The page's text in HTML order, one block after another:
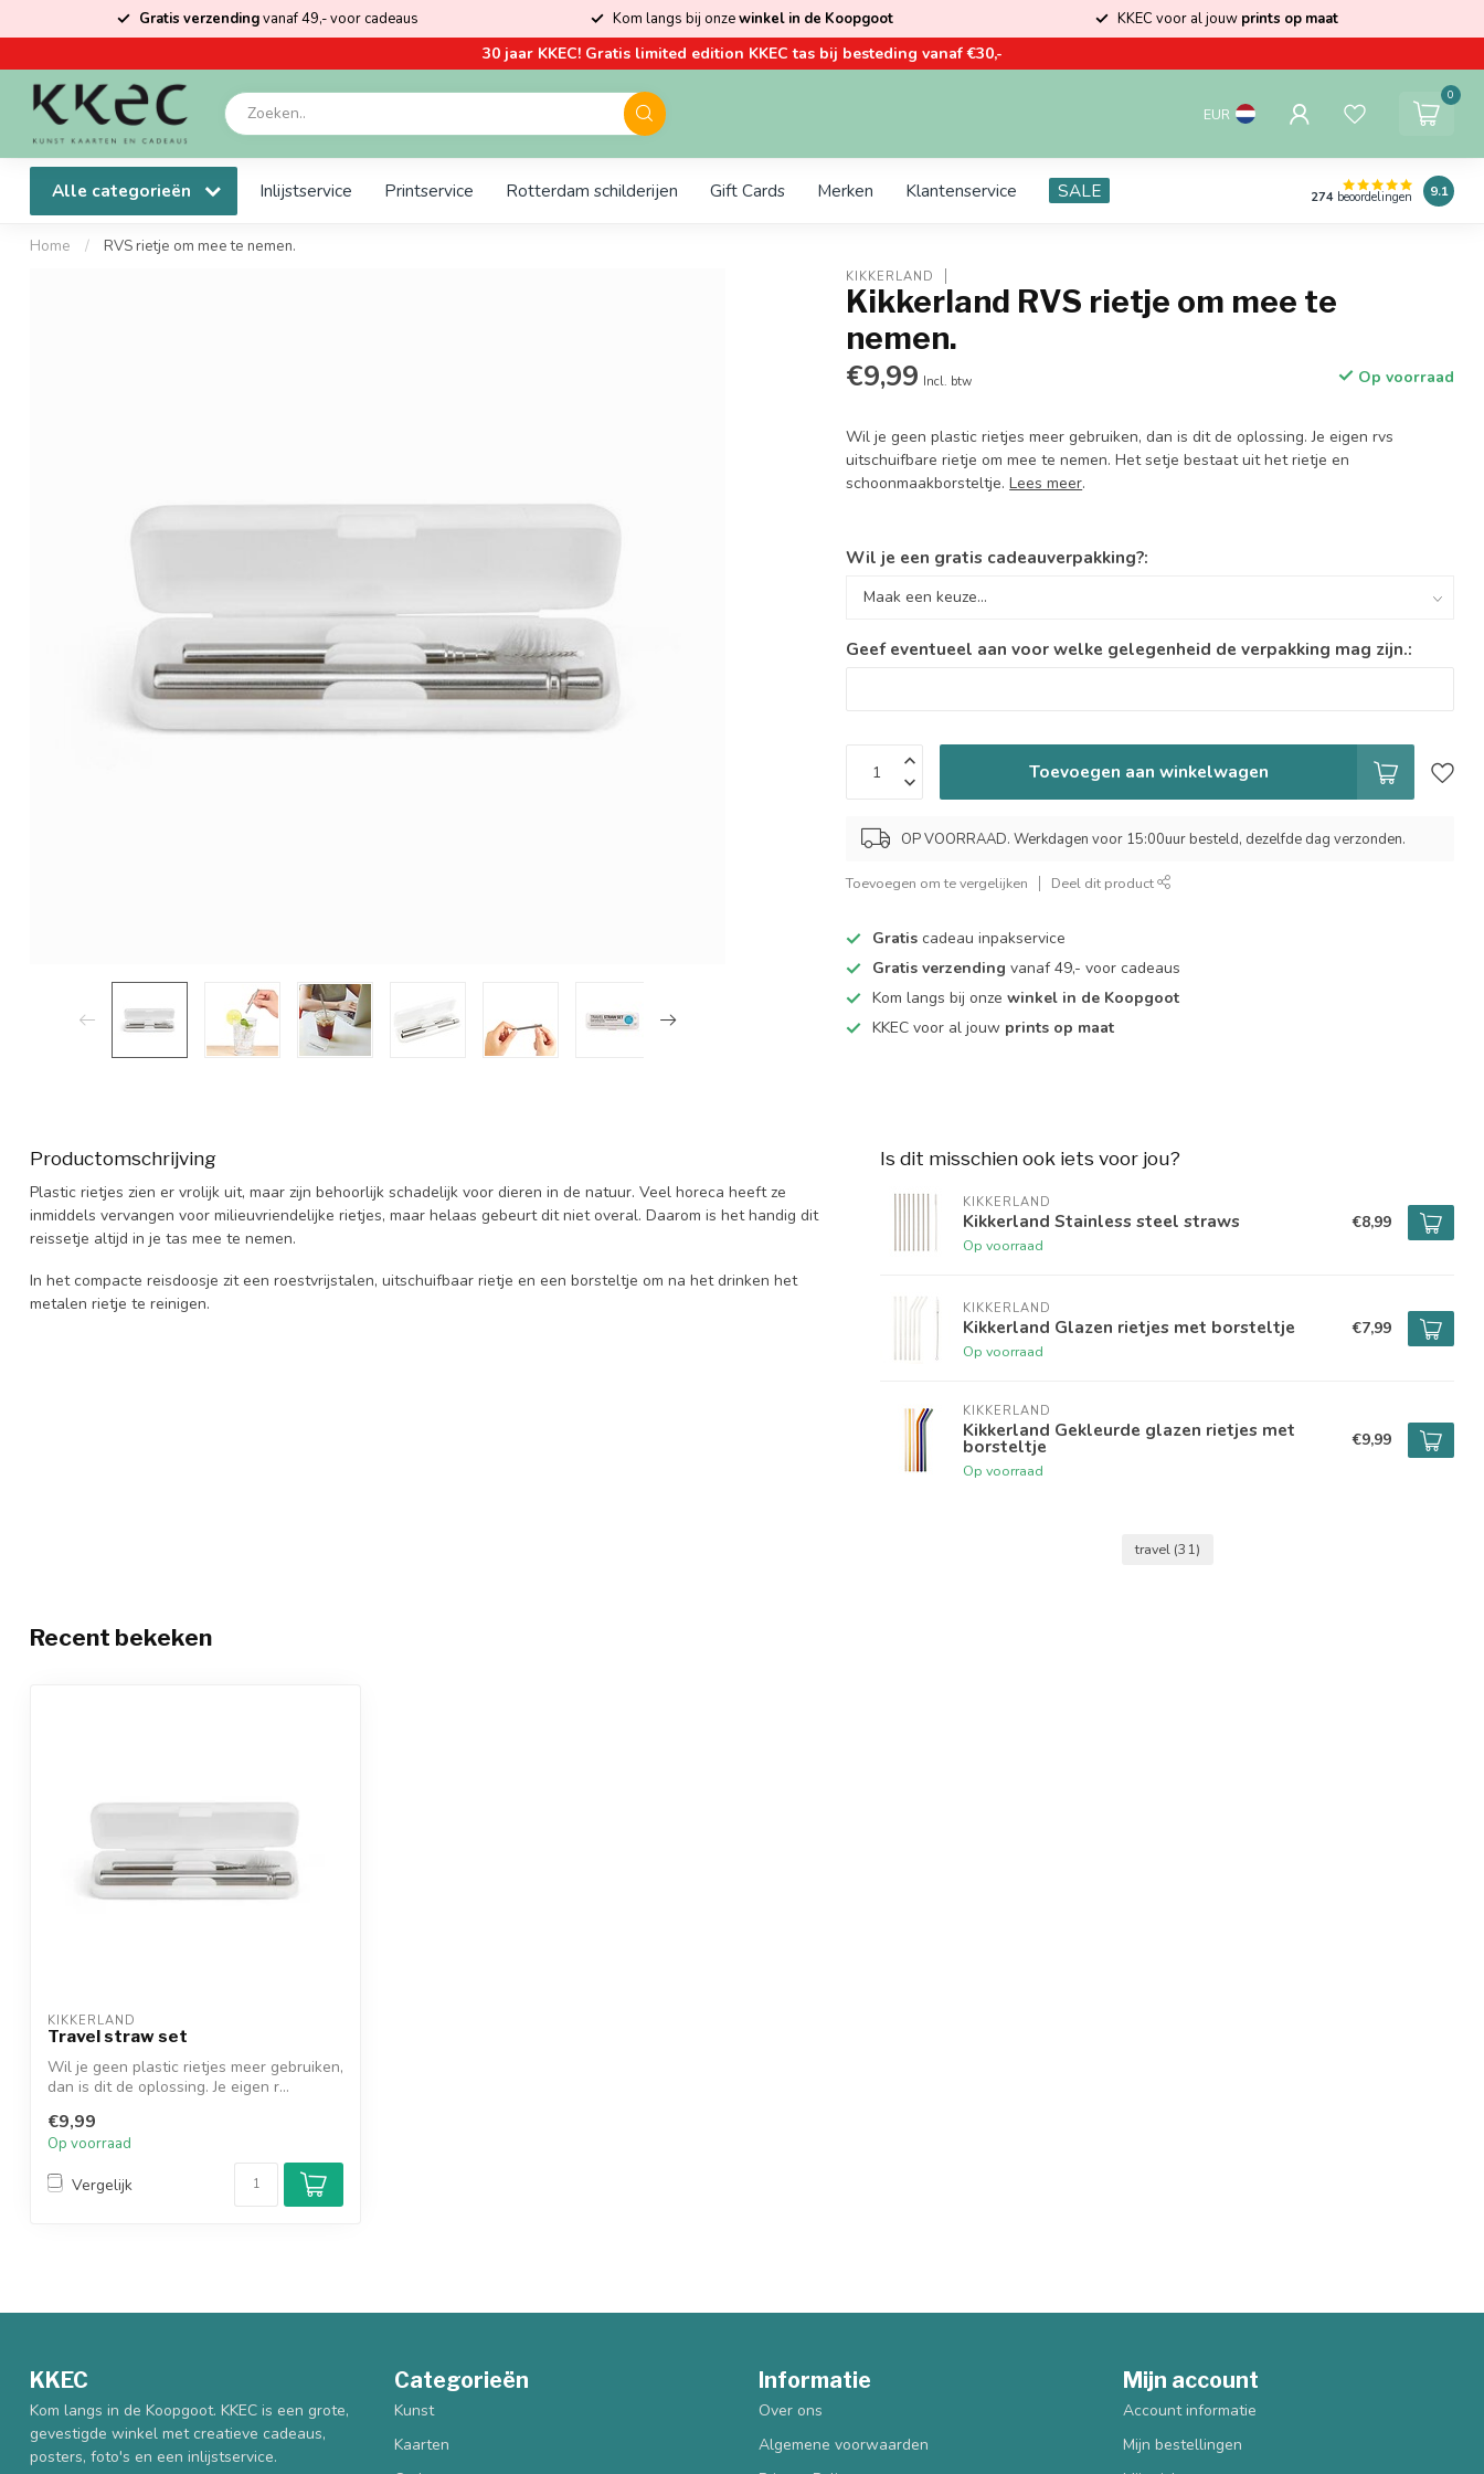
Gratis verzendingvanaf 49,- voor cadeaus Kom langs bij onzewinkel in de Koopgoot KKEC voor al jouw prints op maat
30 jaar KKEC! Gratis limited edition KKEC tas bij besteding vanaf €30,-
EUR
0
Alle categorieën Inlijstservice Printservice Rotterdam schilderijen Gift Cards Merken Klantenservice SALE 274 beoordelingen 9.1
Home / RVS rietje om mee te nemen.
KIKKERLAND
Kikkerland RVS rietje om mee te
nemen.
€9,99 Incl. btw Op voorraad
Wil je geen plastic rietjes meer gebruiken, dan is dit de oplossing. Je eigen rvs
uitschuifbare rietje om mee te nemen. Het setje bestaat uit het rietje en
schoonmaakborsteltje.Lees meer.
Wil je een gratis cadeauverpakking?:
Geef eventueel aan voor welke gelegenheid de verpakking mag zijn.:
Toevoegen aan winkelwagen
OP VOORRAAD. Werkdagen voor 15:00uur besteld, dezelfde dag verzonden.
Toevoegen om te vergelijken Deel dit product
Gratis cadeau inpakservice
Gratis verzending vanaf 49,- voor cadeaus
Kom langs bij onzewinkel in de Koopgoot
KKEC voor al jouw prints op maat
Productomschrijving
Plastic rietjes zien er vrolijk uit, maar zijn behoorlijk schadelijk voor dieren in de natuur. Veel horeca heeft ze
inmiddels vervangen voor milieuvriendelijke rietjes, maar helaas gebeurt dit niet overal. Daarom is het handig dit
reissetje altijd in je tas mee te nemen.
In het compacte reisdoosje zit een roestvrijstalen, uitschuifbaar rietje en een borsteltje om na het drinken het
metalen rietje te reinigen.
Is dit misschien ook iets voor jou?
KIKKERLAND
Kikkerland Stainless steel straws
Op voorraad
€8,99
KIKKERLAND
Kikkerland Glazen rietjes met borsteltje
Op voorraad
€7,99
KIKKERLAND
Kikkerland Gekleurde glazen rietjes met
borsteltje
Op voorraad
€9,99
travel (31)
Recent bekeken
KIKKERLAND
Travel straw set
Wil je geen plastic rietjes meer gebruiken,
dan is dit de oplossing. Je eigen r...
€9,99
Op voorraad
Vergelijk
KKEC
Kom langs in de Koopgoot. KKEC is een grote,
gevestigde winkel met creatieve cadeaus,
posters, foto's en een inlijstservice.
Categorieën
Kunst
Kaarten
Informatie
Over ons
Algemene voorwaarden
Mijn account
Account informatie
Mijn bestellingen